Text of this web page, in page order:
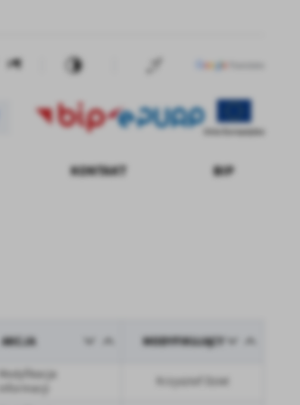
KONTAKT BIP
AKCJA MODYFIKUJĄCY
Modyfikacja
informacji
Krzysztof Dziel